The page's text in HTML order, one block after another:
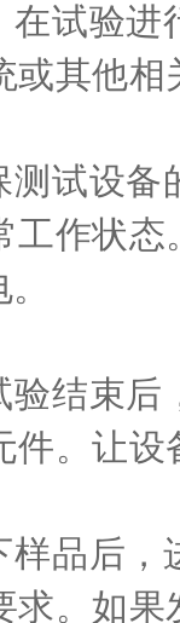
在试验进
或其他
测试设备
工作状
。
验结束后
件。让
样品后，
求。如